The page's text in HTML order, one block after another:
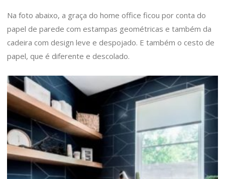
Na foto abaixo, a graça do home office ficou por conta do
papel de parede com estampas geométricas e também da
cadeira com design leve e despojado. E também o cesto de
papel, que é diferente e descolado.